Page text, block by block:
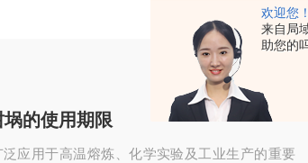
欢迎您！
来自局
助您的
的使用期限
应用于高温熔炼、化学实验及工业生产的重要